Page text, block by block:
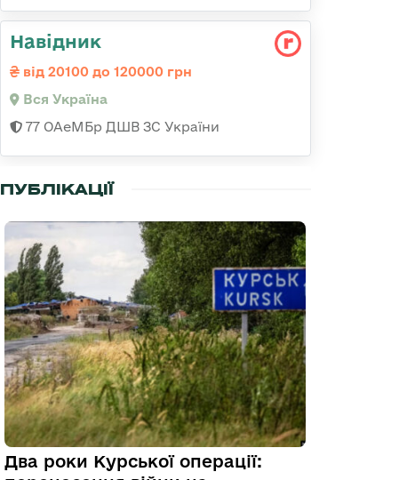
Навідник
від 20100 до 120000 грн
Вся Україна
77 ОАеМБр ДШВ ЗС України
ПУБЛІКАЦІЇ
Два роки Курської операції: